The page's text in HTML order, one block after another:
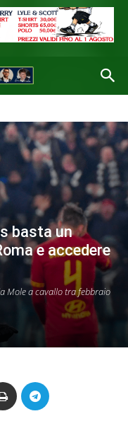
basta un
e accedere
Mole a cavallo tra febbraio